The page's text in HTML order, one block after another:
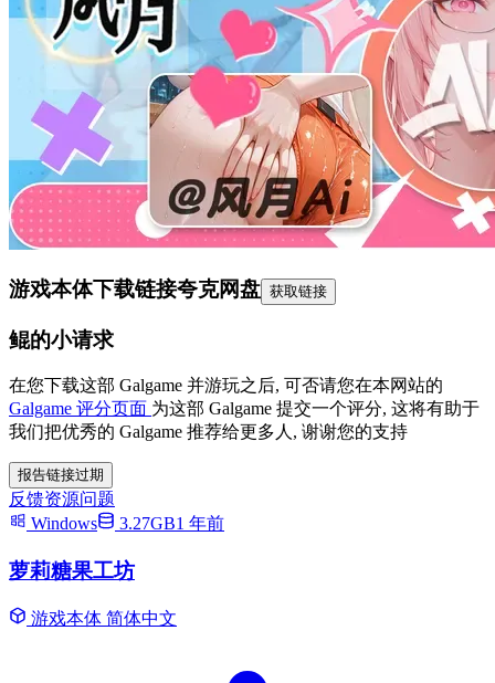
游戏本体下载链接夸克网盘 获取链接
鲲的小请求
在您下载这部 Galgame 并游玩之后, 可否请您在本网站的
Galgame 评分页面 为这部 Galgame 提交一个评分, 这将有助于
我们把优秀的 Galgame 推荐给更多人, 谢谢您的支持
报告链接过期
反馈资源问题
Windows
3.27GB1 年前
萝莉糖果工坊
游戏本体 简体中文